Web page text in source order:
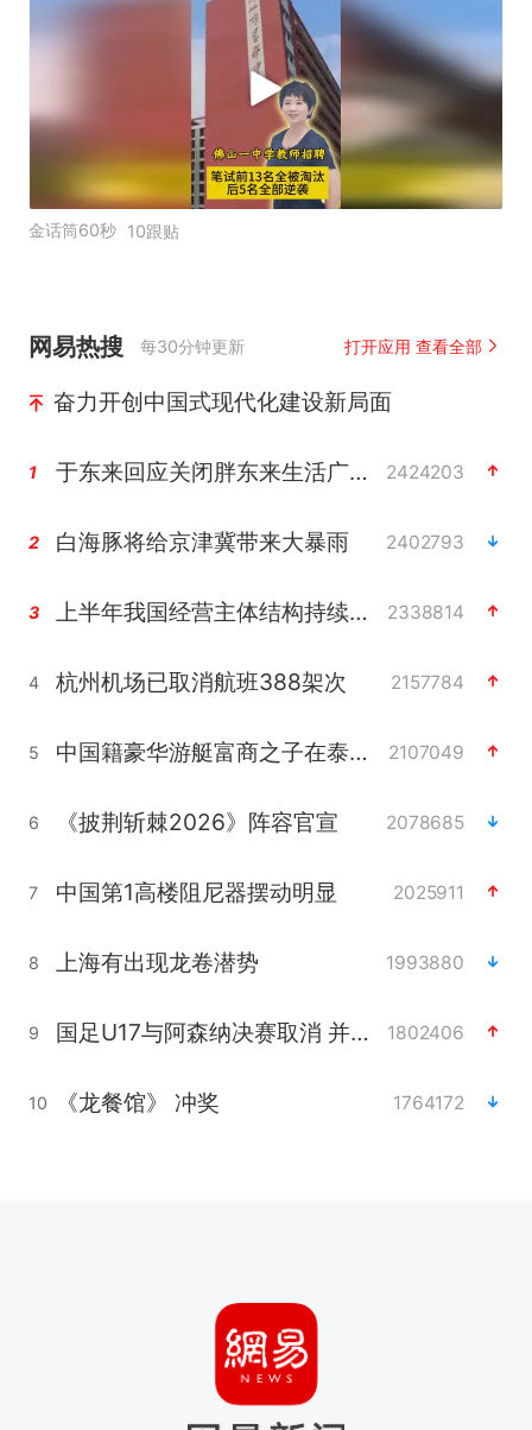
金话筒60秒 10跟贴
网易热搜 每30分钟更新 打开应用 查看全部
奋力开创中国式现代化建设新局面
1 于东来回应关闭胖东来生活广场店 2424203
2 白海豚将给京津冀带来大暴雨 2402793
3 上半年我国经营主体结构持续优化 2338814
4 杭州机场已取消航班388架次 2157784
5 中国籍豪华游艇富商之子在泰国被杀 2107049
6 《披荆斩棘2026》阵容官宣 2078685
7 中国第1高楼阻尼器摆动明显 2025911
8 上海有出现龙卷潜势 1993880
9 国足U17与阿森纳决赛取消 并列冠军 1802406
10 《龙餐馆》 冲奖 1764172